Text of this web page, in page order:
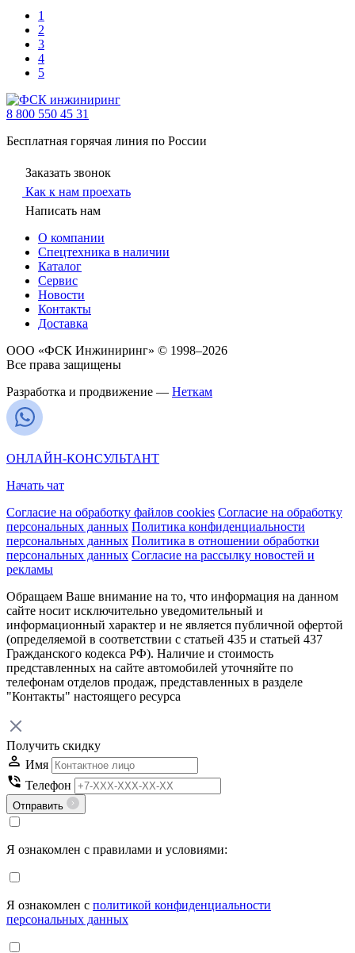
1
2
3
4
5
8 800 550 45 31
Бесплатная горячая линия по России
Заказать звонок
Как к нам проехать
Написать нам
О компании
Спецтехника в наличии
Каталог
Сервис
Новости
Контакты
Доставка
ООО «ФСК Инжиниринг» © 1998–2026
Все права защищены
Разработка и продвижение — Неткам
ОНЛАЙН-КОНСУЛЬТАНТ
Начать чат
Согласие на обработку файлов cookies Согласие на обработку
персональных данных Политика конфиденциальности
персональных данных Политика в отношении обработки
персональных данных Согласие на рассылку новостей и
рекламы
Обращаем Ваше внимание на то, что информация на данном
сайте носит исключительно уведомительный и
информационный характер и не является публичной офертой
(определяемой в соответствии с статьей 435 и статьей 437
Гражданского кодекса РФ). Наличие и стоимость
представленных на сайте автомобилей уточняйте по
телефонам отделов продаж, представленных в разделе
"Контакты" настоящего ресурса
Получить скидку
Имя
Телефон
Отправить
Я ознакомлен с правилами и условиями:
Я ознакомлен с политикой конфиденциальности
персональных данных